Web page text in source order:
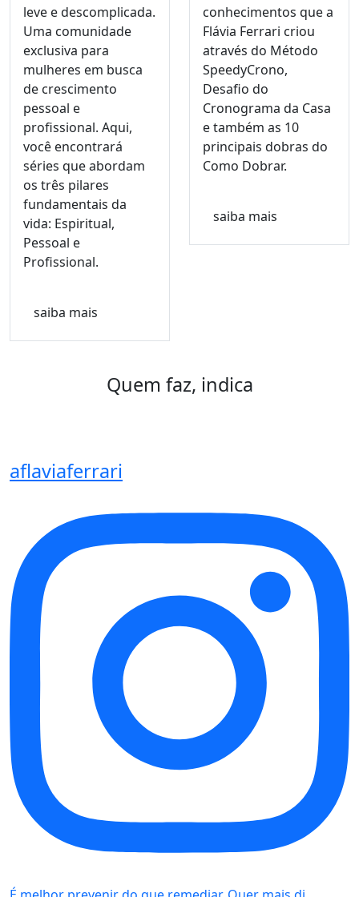
leve e descomplicada.
Uma comunidade
exclusiva para
mulheres em busca
de crescimento
pessoal e
profissional. Aqui,
você encontrará
séries que abordam
os três pilares
fundamentais da
vida: Espiritual,
Pessoal e
Profissional.
saiba mais
conhecimentos que a
Flávia Ferrari criou
através do Método
SpeedyCrono,
Desafio do
Cronograma da Casa
e também as 10
principais dobras do
Como Dobrar.
saiba mais
Quem faz, indica
aflaviaferrari